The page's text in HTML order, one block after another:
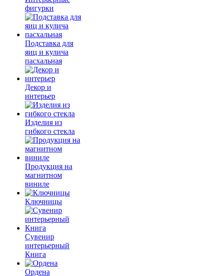
фигурки
Подставка для
яиц и кулича
пасхальная
Декор и
интерьер
Изделия из
гибкого стекла
Продукция на
магнитном
виниле
Ключницы
Сувенир
интерьерный
Книга
Ордена